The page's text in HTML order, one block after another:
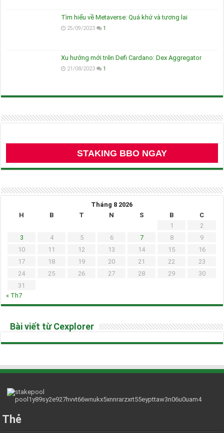
Tìm hiểu về Metaverse: Quá khứ và tương lai
25/09/2023 1
Xu hướng mới trên Defi Cardano: Dex Aggregator
21/08/2023 1
STAKING BBO NGAY
Tháng 8 2026
H
B T N S B
C
1
2
3
4 5 6 7 8
9
10
11 12 13 14 15
16
17
18 19 20 21 22
23
24
25 26 27 28 29
30
31
« Th7
Bài viết từ Cexplorer
Thẻ